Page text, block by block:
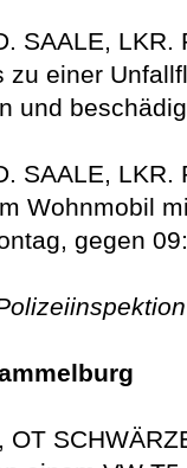
SAALE,
zu einer
und
SAALE,
Wohnmobil
gegen
OT